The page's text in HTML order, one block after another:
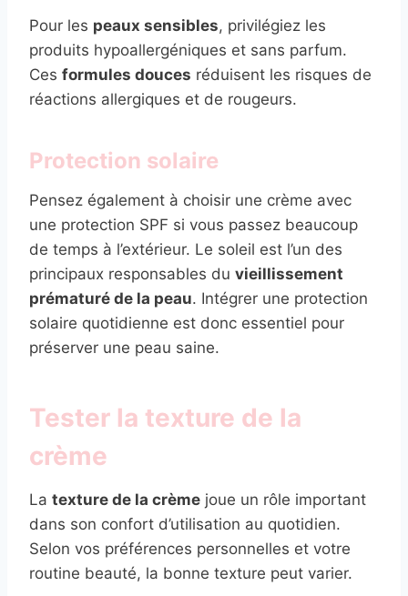
Pour les peaux sensibles, privilégiez les
produits hypoallergéniques et sans parfum.
Ces formules douces réduisent les risques de
réactions allergiques et de rougeurs.
Protection solaire
Pensez également à choisir une crème avec
une protection SPF si vous passez beaucoup
de temps à l’extérieur. Le soleil est l’un des
principaux responsables du vieillissement
prématuré de la peau. Intégrer une protection
solaire quotidienne est donc essentiel pour
préserver une peau saine.
Tester la texture de la
crème
La texture de la crème joue un rôle important
dans son confort d’utilisation au quotidien.
Selon vos préférences personnelles et votre
routine beauté, la bonne texture peut varier.